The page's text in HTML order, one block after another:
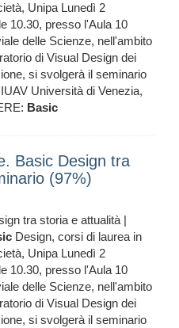
Unipa Lunedì 2
10.30, presso l'Aula 10
delle Scienze, nell'ambito
di Visual Design dei
si svolgerà il seminario
Università di Venezia,
Basic
Basic Design tra
(97%)
tra storia e attualità |
Design, corsi di laurea in
Unipa Lunedì 2
10.30, presso l'Aula 10
delle Scienze, nell'ambito
di Visual Design dei
si svolgerà il seminario